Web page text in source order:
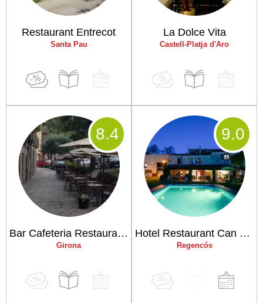
Restaurant Entrecot
Santa Pau
La Dolce Vita
Castell-Platja d'Aro
Bar Cafeteria Restaurant Jorbel
Girona
8.4
Hotel Restaurant Can Casi
Regencós
9.0